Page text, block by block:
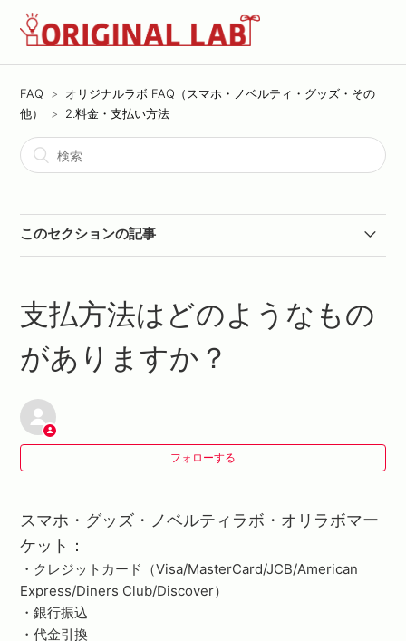
FAQ
オリジナルラボ FAQ（スマホ・ノベルティ・グッズ・その
他）
2.料金・支払い方法
このセクションの記事
領収書の発行について
適格請求書(インボイス対応)について
クーポンの使い方は?
送料はいくらですか？
支払方法はどのようなものがありますか？
支払時に手数料はかかりますか？
支払方法はどのようなもの
がありますか？
フォローする
スマホ・グッズ・ノベルティラボ・オリラボマー
ケット：
・クレジットカード（Visa/MasterCard/JCB/American
Express/Diners Club/Discover）
・銀行振込
・代金引換